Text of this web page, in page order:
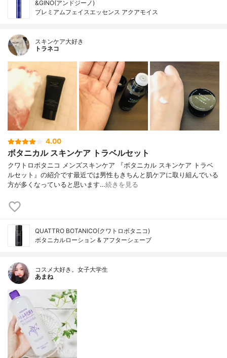
&GINO(アンドジーノ)
プレミアムフェイスエッセンス アクアモイス
スキンケア大好き
トラネコ
4.00
ボタニカル スキンケア トラベルセット
クワトロボタニコ メンズスキンケア 『ボタニカル スキンケア トラベ
ルセット』の紹介です最近では男性もきちんと肌ケアに取り組んでいる
方が多くなっていると思います…続きを見る
QUATTRO BOTANICO(クワトロボタニコ)
ボタニカルローション & アフターシェーブ
コスメ大好き。女子大学生
あまね